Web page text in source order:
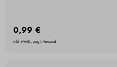
0,99 €
inkl. MwSt., zzgl. Versand